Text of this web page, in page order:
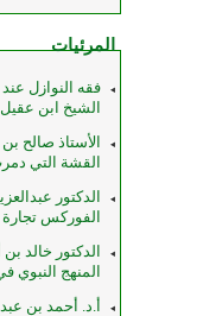
المرئيات
فقه النوازل
الشيخ ابن عقيل
الأستاذ
القشة التي
الدكتور
الفوركس تجارة
الدكتور خالد
المنهج النبوي
أ.د. أحمد بن